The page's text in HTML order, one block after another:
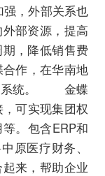
，外部关系也
部资源，提高
，降低销售费
作，在华南地
系统。 金蝶
可实现集团权
。包含ERP和
原医疗财务、
来，帮助企业